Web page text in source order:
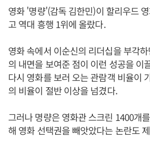
영화 '명량'(감독 김한민)이 할리우드 영
고 역대 흥행 1위에 올랐다.
영화 속에서 이순신의 리더십을 부각
의 내면을 보여준 점이 이런 성공을 이
다시 영화를 보러 오는 관람객 비율이
의 비율이 절반 이상을 넘겼다.
그러나 명량은 영화관 스크린 1400개
해 영화 선택권을 빼앗았다는 논란도